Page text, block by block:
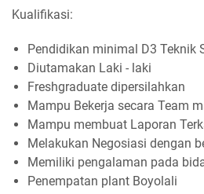
Kualifikasi:
Pendidikan minimal D3 Teknik
Diutamakan Laki - laki
Freshgraduate dipersilahkan
Mampu Bekerja secara Team
Mampu membuat Laporan
Melakukan Negosiasi dengan
Memiliki pengalaman pada
Penempatan plant Boyolali